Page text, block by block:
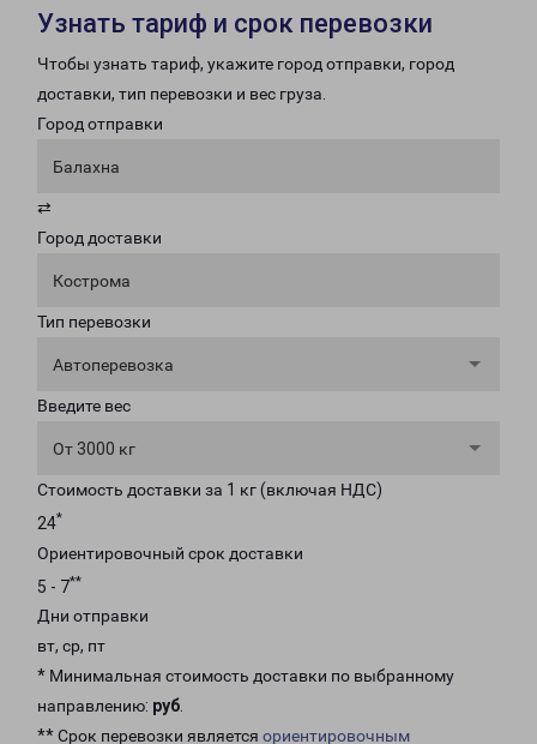
Узнать тариф и срок перевозки
Чтобы узнать тариф, укажите город отправки, город
доставки, тип перевозки и вес груза.
Город отправки
Балахна
⇄
Город доставки
Кострома
Тип перевозки
Автоперевозка
Введите вес
От 3000 кг
Стоимость доставки за 1 кг (включая НДС)
24*
Ориентировочный срок доставки
5 - 7**
Дни отправки
вт, ср, пт
* Минимальная стоимость доставки по выбранному
направлению: руб.
** Срок перевозки является ориентировочным